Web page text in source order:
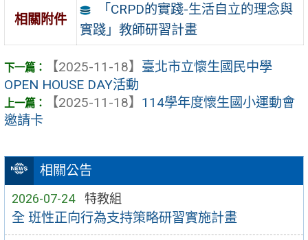
相關公告
2026-07-24 特教組
全 班性正向行為支持策略研習實施計畫
相關附件
「CRPD的實踐-生活自立的理念與
實踐」教師研習計畫
【2025-11-18】 臺北市立懷生國民中學
OPEN HOUSE DAY活動
【2025-11-18】 114學年度懷生國小運動會
邀請卡